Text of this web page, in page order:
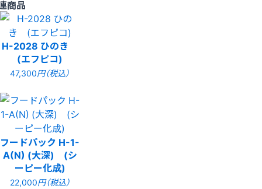
商品
H-2028 ひのき
(エフピコ)
47,300円（税込）
フードパック H-1-
A(N) (大深) (シ
ーピー化成)
22,000円（税込）